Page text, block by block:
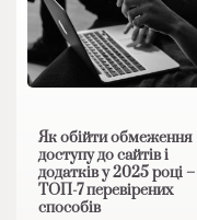
Як обійти обмеження
доступу до сайтів і
додатків у 2025 році –
ТОП-7 перевірених
способів